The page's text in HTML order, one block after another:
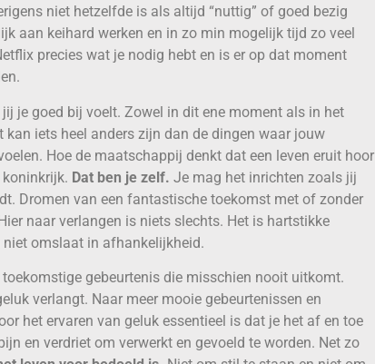
niet hetzelfde is als altijd “nuttig” of goed bezig
aan keihard werken en in zo min mogelijk tijd zo veel
precies wat je nodig hebt en is er op dat moment
je goed bij voelt. Zowel in dit ene moment als in het
kan iets heel anders zijn dan de dingen waar jouw
Hoe de maatschappij denkt dat een leven eruit hoor
Dat ben je zelf. Je mag het inrichten zoals jij
Dromen van een fantastische toekomst met of zonder
naar verlangen is niets slechts. Het is hartstikke
omslaat in afhankelijkheid.
gebeurtenis die misschien nooit uitkomt.
verlangt. Naar meer mooie gebeurtenissen en
het ervaren van geluk essentieel is dat je het af en toe
en verdriet om verwerkt en gevoeld te worden. Net zo